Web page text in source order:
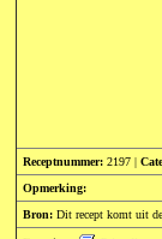
Receptnummer: 2197 |
Opmerking:
Bron: Dit recept komt uit